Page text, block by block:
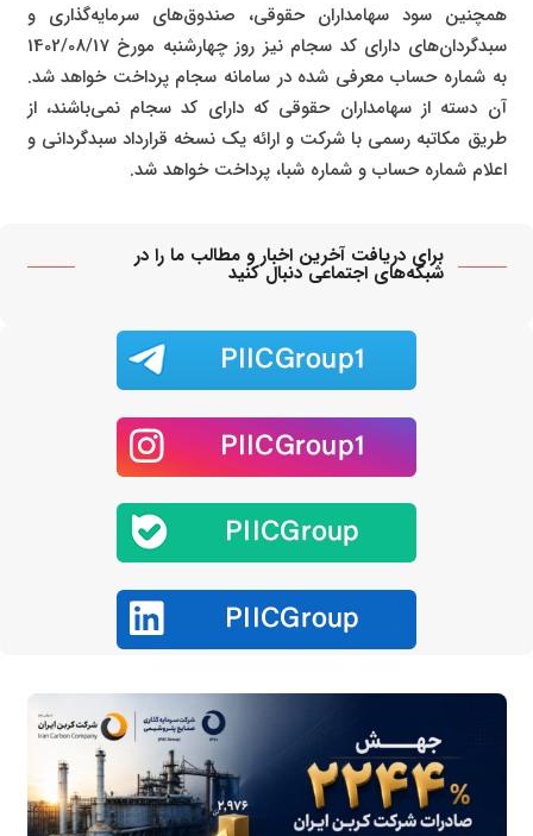
همچنین سود سهامداران حقوقی، صندوق‌های سرمایه‌گذاری و
سبدگردان‌های دارای کد سجام نیز روز چهارشنبه مورخ 1402/08/17
به شماره حساب معرفی شده در سامانه سجام پرداخت خواهد شد.
آن دسته از سهامداران حقوقی که دارای کد سجام نمی‌باشند، از
طریق مکاتبه رسمی با شرکت و ارائه یک نسخه قرارداد سبد‌گردانی و
اعلام شماره حساب و شماره شبا، پرداخت خواهد شد.
برای دریافت آخرین اخبار و مطالب ما را در
شبکه‌های اجتماعی دنبال کنید